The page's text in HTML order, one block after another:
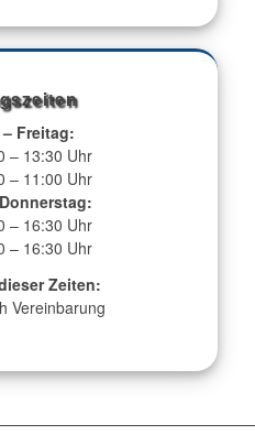
Freitag:
– 13:30 Uhr
– 11:00 Uhr
– 16:30 Uhr
– 16:30 Uhr
Zeiten:
Vereinbarung